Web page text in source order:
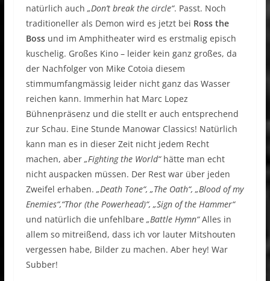
natürlich auch „Don’t break the circle“. Passt. Noch
traditioneller als Demon wird es jetzt bei Ross the
Bossund im Amphitheater wird es erstmalig episch
kuschelig. Großes Kino – leider kein ganz großes, da
der Nachfolger von Mike Cotoia diesem
stimmumfangmässig leider nicht ganz das Wasser
reichen kann. Immerhin hat Marc Lopez
Bühnenpräsenz und die stellt er auch entsprechend
zur Schau. Eine Stunde Manowar Classics! Natürlich
kann man es in dieser Zeit nicht jedem Recht
machen, aber „Fighting the World“hätte man echt
nicht auspacken müssen. Der Rest war über jeden
Zweifel erhaben. „Death Tone“, „The Oath“, „Blood of my
Enemies“,“Thor (the Powerhead)“, „Sign of the Hammer“
und natürlich die unfehlbare „Battle Hymn“Alles in
allem so mitreißend, dass ich vor lauter Mitshouten
vergessen habe, Bilder zu machen. Aber hey! War
Subber!